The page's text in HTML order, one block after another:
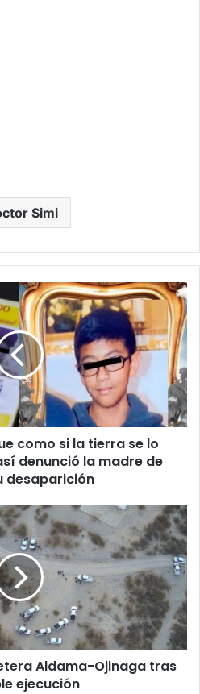
Simi
como si la tierra se lo
denunció la madre de
desaparición
Aldama-Ojinaga tras
ejecución